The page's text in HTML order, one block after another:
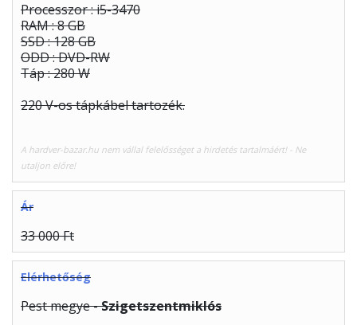
Processzor : i5-3470
RAM : 8 GB
SSD : 128 GB
ODD : DVD-RW
Táp : 280 W
220 V-os tápkábel tartozék.
A hardver-bazar.hu nem vállal felelősséget a hirdetés tartalmáért! - Ne
utaljon előre!
Ár
33 000 Ft
Elérhetőség
Pest megye -Szigetszentmiklós